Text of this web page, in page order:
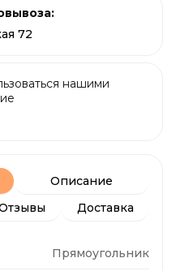
72
нашими
Описание
Доставка
Прямоугольник